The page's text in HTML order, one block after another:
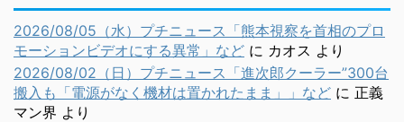
2026/08/05（水）プチニュース「熊本視察を首相のプロ
モーションビデオにする異常」など に カオス より
2026/08/02（日）プチニュース「進次郎クーラー”300台
搬入も「電源がなく機材は置かれたまま」」など に 正義
マン界 より